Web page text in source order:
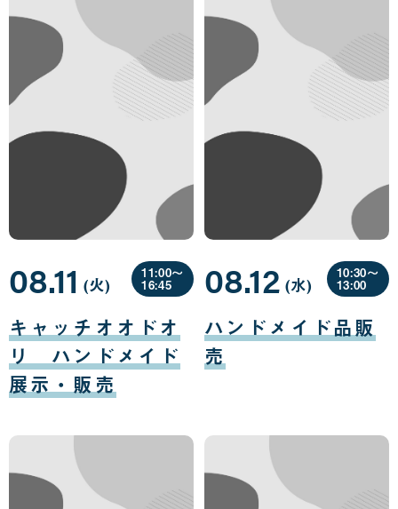
キャッチオオドオ
リ ハンドメイド
展示・販売
08.11
月
11
日
(火曜
日
)
11:00〜
16:45
ハンドメイド品販
売
08.12
月
12
日
(水曜
日
)
10:30〜
13:00